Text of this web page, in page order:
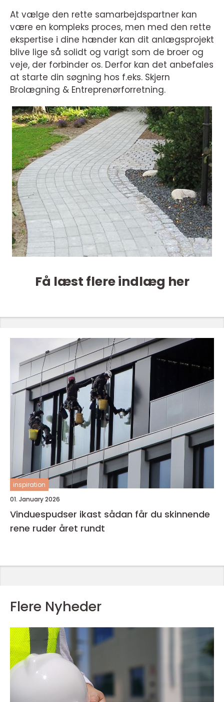
At vælge den rette samarbejdspartner kan
være en kompleks proces, men med den rette
ekspertise i dine hænder kan dit anlægsprojekt
blive lige så solidt og varigt som de broer og
veje, der forbinder os. Derfor kan det anbefales
at starte din søgning hos f.eks. Skjern
Brolægning & Entreprenørforretning.
Få læst flere indlæg her
inspiration
01. January 2026
Vinduespudser ikast sådan får du skinnende
rene ruder året rundt
Flere Nyheder